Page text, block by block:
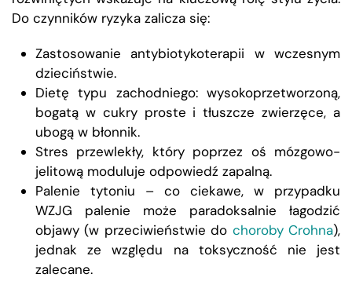
Do czynników ryzyka zalicza się:
Zastosowanie antybiotykoterapii w wczesnym
dzieciństwie.
Dietę typu zachodniego: wysokoprzetworzoną,
bogatą w cukry proste i tłuszcze zwierzęce, a
ubogą w błonnik.
Stres przewlekły, który poprzez oś mózgowo-
jelitową moduluje odpowiedź zapalną.
Palenie tytoniu – co ciekawe, w przypadku
WZJG palenie może paradoksalnie łagodzić
objawy (w przeciwieństwie do choroby Crohna),
jednak ze względu na toksyczność nie jest
zalecane.